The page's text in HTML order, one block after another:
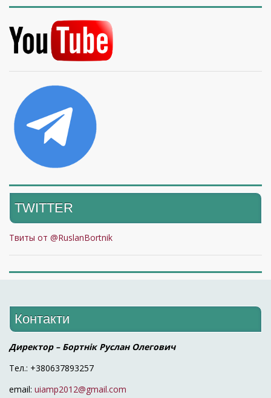
TWITTER
Твиты от @RuslanBortnik
Контакти
Директор – Бортнік Руслан Олегович
Тел.: +380637893257
email: uiamp2012@gmail.com